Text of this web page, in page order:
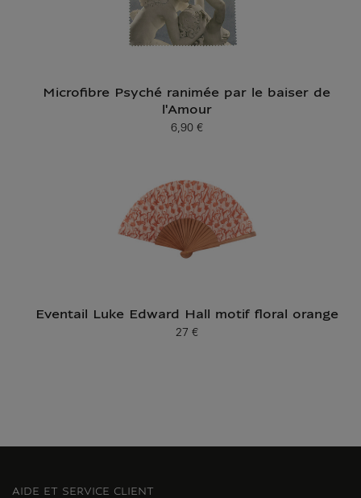
Microfibre Psyché ranimée par le baiser de
l'Amour
Prix ​​actuel
6,90 €
Eventail Luke Edward Hall motif floral orange
Prix ​​actuel
27 €
AIDE ET SERVICE CLIENT